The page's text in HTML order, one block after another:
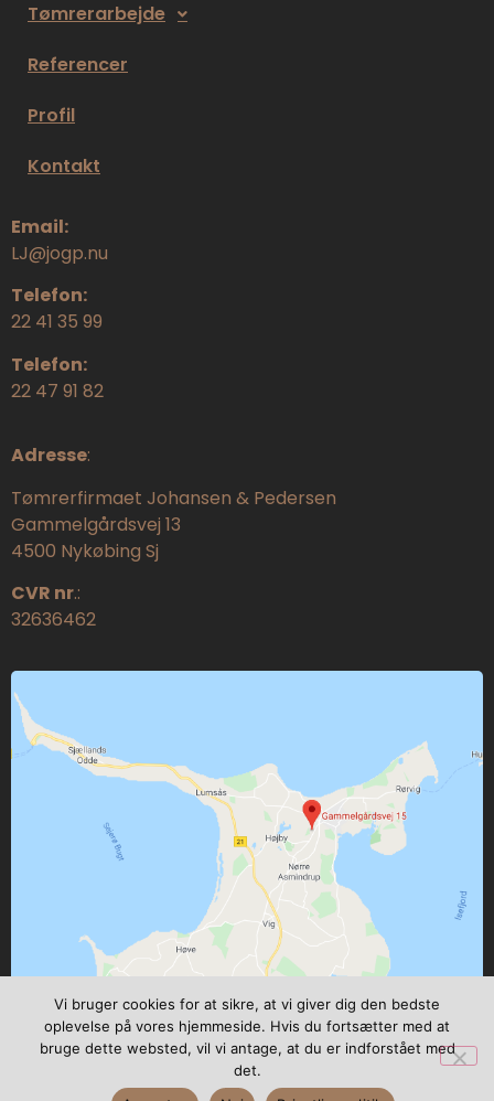
Tømrerarbejde
Referencer
Profil
Kontakt
Email:
LJ@jogp.nu
Telefon:
22 41 35 99
Telefon:
22 47 91 82
Adresse:
Tømrerfirmaet Johansen & Pedersen
Gammelgårdsvej 13
4500 Nykøbing Sj
CVR nr.:
32636462
Vi bruger cookies for at sikre, at vi giver dig den bedste
oplevelse på vores hjemmeside. Hvis du fortsætter med at
bruge dette websted, vil vi antage, at du er indforstået med
det.